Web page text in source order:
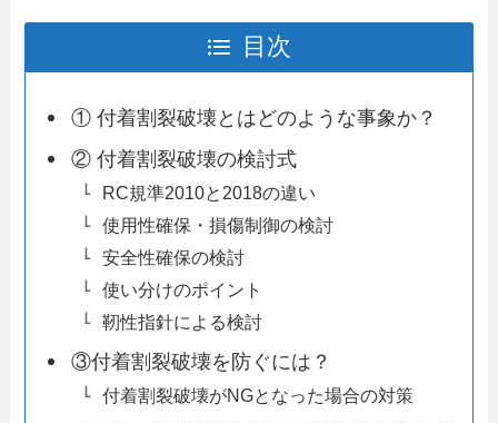
目次
① 付着割裂破壊とはどのような事象か？
② 付着割裂破壊の検討式
RC規準2010と2018の違い
使用性確保・損傷制御の検討
安全性確保の検討
使い分けのポイント
靭性指針による検討
③付着割裂破壊を防ぐには？
付着割裂破壊がNGとなった場合の対策